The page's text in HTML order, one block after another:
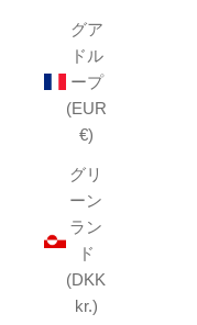
グア
ドル
ープ
(EUR
€)
グリ
ーン
ラン
ド
(DKK
kr.)